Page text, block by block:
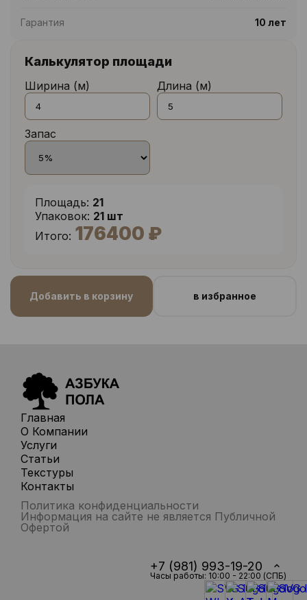
Гарантия 10 лет
Калькулятор площади
Ширина (м) Длина (м)
Запас
Площадь: 21
Упаковок: 21 шт
Итого: 176400 ₽
Добавить в корзину в избранное
Главная
О Компании
Услуги
Статьи
Текстуры
Контакты
Политика конфиденциальности
Информация на сайте не является Публичной
Офертой
+7 (981) 993-19-20
Часы работы: 10:00 - 22:00 (СПБ)